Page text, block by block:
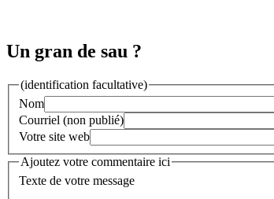
Un gran de sau ?
(identification facultative)
Nom
Courriel (non publié)
Votre site web
Ajoutez votre commentaire ici
Texte de votre message